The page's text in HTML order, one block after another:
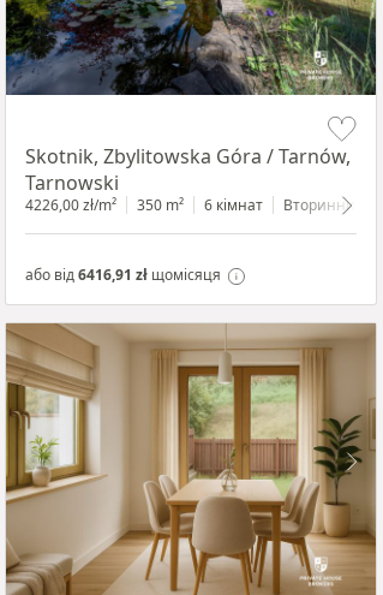
Skotnik, Zbylitowska Góra / Tarnów,
Tarnowski
4226,00 zł/m² 350 m² 6 кімнат Вторинний
або від6416,91 zł щомісяця